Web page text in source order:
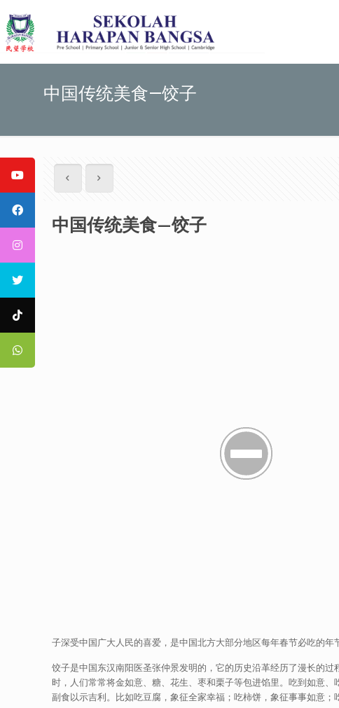
中国传统美食—饺子
中国传统美食—饺子
子深受中国广大人民的喜爱，是中国北方大部分地区每年春节必吃的
饺子是中国东汉南阳医圣张仲景发明的，它的历史沿革经历了漫长的
时，人们常常将金如意、糖、花生、枣和栗子等包进馅里。吃到如意
副食以示吉利。比如吃豆腐，象征全家幸福；吃柿饼，象征事事如意